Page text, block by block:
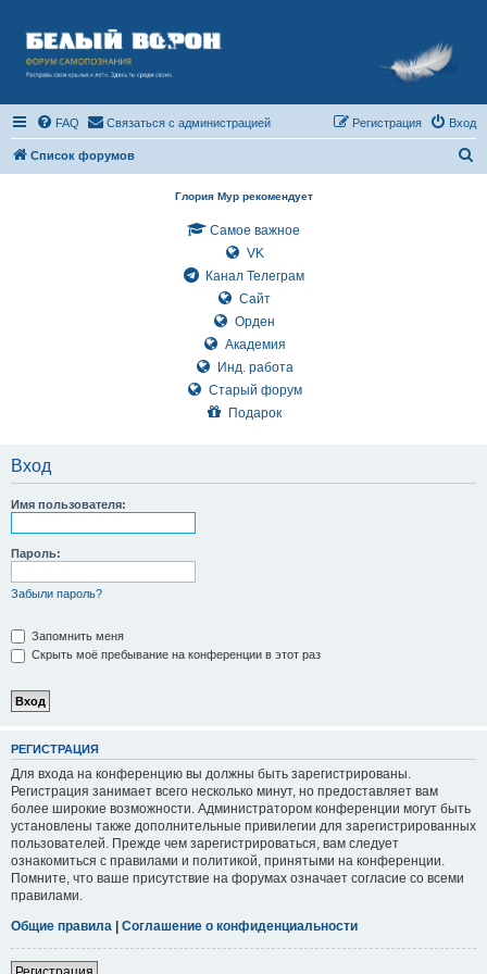
FAQ Связаться с администрацией Вход
Регистрация
Список форумов
Глория Мур рекомендует
Самое важное
VK
Канал Телеграм
Сайт
Орден
Академия
Инд. работа
Старый форум
Подарок
Вход
Имя пользователя:
Пароль:
Забыли пароль?
Запомнить меня
Скрыть моё пребывание на конференции в этот раз
РЕГИСТРАЦИЯ
Для входа на конференцию вы должны быть зарегистрированы.
Регистрация занимает всего несколько минут, но предоставляет вам
более широкие возможности. Администратором конференции могут быть
установлены также дополнительные привилегии для зарегистрированных
пользователей. Прежде чем зарегистрироваться, вам следует
ознакомиться с правилами и политикой, принятыми на конференции.
Помните, что ваше присутствие на форумах означает согласие со всеми
правилами.
Общие правила
Соглашение о конфиденциальности